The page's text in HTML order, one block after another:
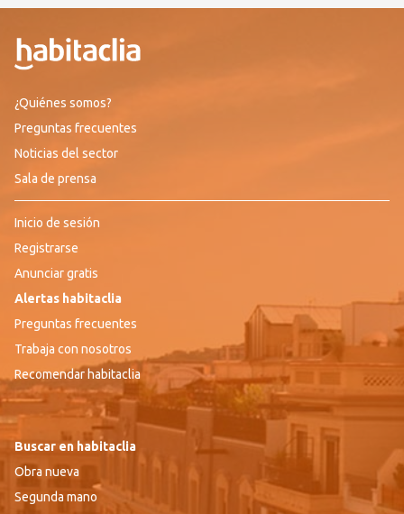
¿Quiénes somos?
Preguntas frecuentes
Noticias del sector
Sala de prensa
Inicio de sesión
Registrarse
Anunciar gratis
Alertas habitaclia
Preguntas frecuentes
Trabaja con nosotros
Recomendar habitaclia
Buscar en habitaclia
Obra nueva
Segunda mano